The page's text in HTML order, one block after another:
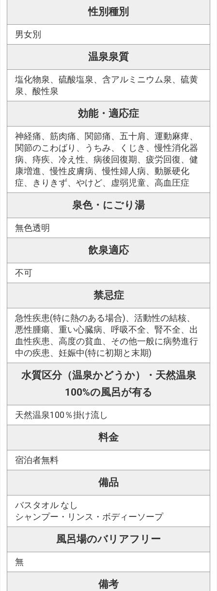
性別種別
男女別
温泉泉質
塩化物泉、硫酸塩泉、含アルミニウム泉、硫黄
泉、酸性泉
効能・適応症
神経痛、筋肉痛、関節痛、五十肩、運動麻痺、
関節のこわばり、うちみ、くじき、慢性消化器
病、痔疾、冷え性、病後回復期、疲労回復、健
康増進、慢性皮膚病、慢性婦人病、動脈硬化
症、きりきず、やけど、虚弱児童、高血圧症
泉色・にごり湯
無色透明
飲泉適応
不可
禁忌症
急性疾患(特に熱のある場合)、活動性の結核、
悪性腫瘍、重い心臓病、呼吸不全、腎不全、出
血性疾患、高度の貧血、その他一般に病勢進行
中の疾患、妊娠中(特に初期と末期)
水質区分（温泉かどうか）・天然温泉
100%の風呂が有る
天然温泉100％掛け流し
料金
宿泊者無料
備品
バスタオル なし
シャンプー・リンス・ボディーソープ
風呂場のバリアフリー
無
備考